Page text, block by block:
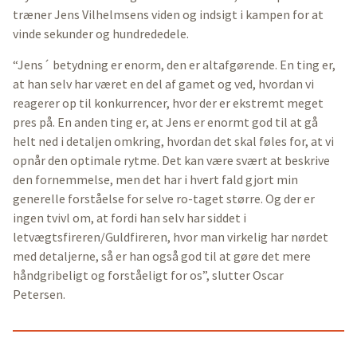
træner Jens Vilhelmsens viden og indsigt i kampen for at
vinde sekunder og hundrededele.
“Jens´ betydning er enorm, den er altafgørende. En ting er,
at han selv har været en del af gamet og ved, hvordan vi
reagerer op til konkurrencer, hvor der er ekstremt meget
pres på. En anden ting er, at Jens er enormt god til at gå
helt ned i detaljen omkring, hvordan det skal føles for, at vi
opnår den optimale rytme. Det kan være svært at beskrive
den fornemmelse, men det har i hvert fald gjort min
generelle forståelse for selve ro-taget større. Og der er
ingen tvivl om, at fordi han selv har siddet i
letvægtsfireren/Guldfireren, hvor man virkelig har nørdet
med detaljerne, så er han også god til at gøre det mere
håndgribeligt og forståeligt for os”, slutter Oscar
Petersen.